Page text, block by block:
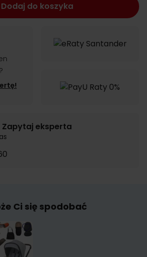
Dodaj do koszyka
Zapytaj eksperta
Ci się spodobać